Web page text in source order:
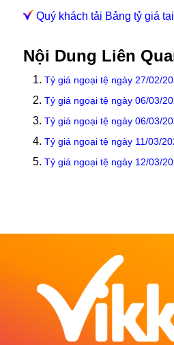
Quý khách tải Bảng tỷ giá
Nội Dung Liên
Tỷ giá ngoại tệ ngày 27/02/
Tỷ giá ngoại tệ ngày 06/03/
Tỷ giá ngoại tệ ngày 06/03/
Tỷ giá ngoại tệ ngày 11/03/
Tỷ giá ngoại tệ ngày 12/03/